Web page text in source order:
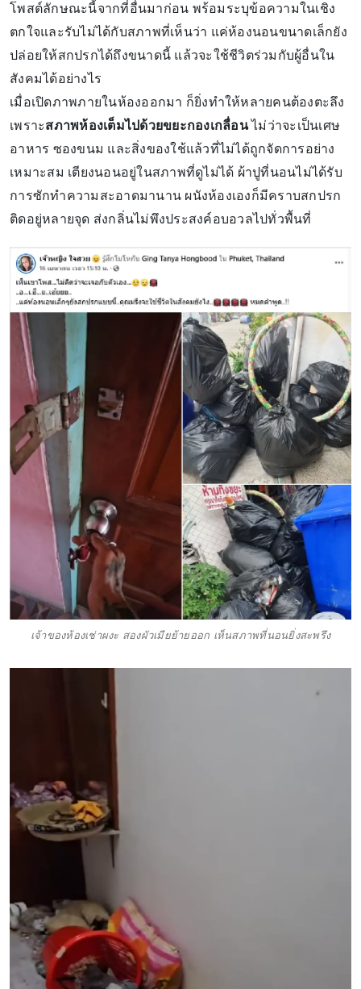
โพสต์ลักษณะนี้จากที่อื่นมาก่อน พร้อมระบุข้อความในเชิง
ตกใจและรับไม่ได้กับสภาพที่เห็นว่า แค่ห้องนอนขนาดเล็กยัง
ปล่อยให้สกปรกได้ถึงขนาดนี้ แล้วจะใช้ชีวิตร่วมกับผู้อื่นใน
สังคมได้อย่างไร
เมื่อเปิดภาพภายในห้องออกมา ก็ยิ่งทำให้หลายคนต้องตะลึง
เพราะสภาพห้องเต็มไปด้วยขยะกองเกลื่อนไม่ว่าจะเป็นเศษ
อาหาร ซองขนม และสิ่งของใช้แล้วที่ไม่ได้ถูกจัดการอย่าง
เหมาะสม เตียงนอนอยู่ในสภาพที่ดูไม่ได้ ผ้าปูที่นอนไม่ได้รับ
การซักทำความสะอาดมานาน ผนังห้องเองก็มีคราบสกปรก
ติดอยู่หลายจุด ส่งกลิ่นไม่พึงประสงค์อบอวลไปทั่วพื้นที่
เจ้าของห้องเช่าผงะ สองผัวเมียย้ายออก เห็นสภาพที่นอนยิ่งสะพรึง